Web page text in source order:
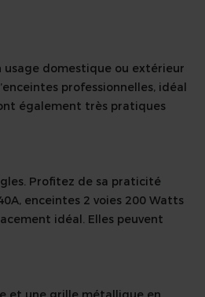
usage domestique ou extérieur
professionnelles, idéal
également très pratiques
Profitez de sa praticité
enceintes 2 voies 200 Watts
idéal. Elles peuvent